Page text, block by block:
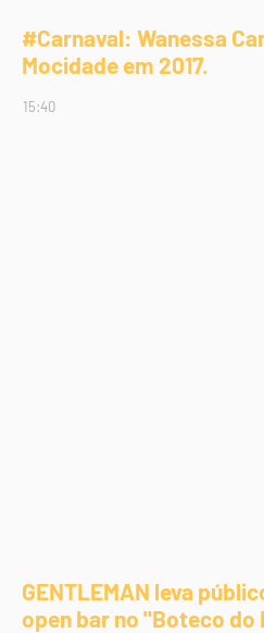
#Carnaval: Wanessa
Mocidade em 2017.
15:40
GENTLEMAN leva
open bar no "Boteco do